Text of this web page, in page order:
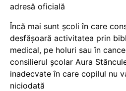
adresă oficială
Încă mai sunt școli în care
desfășoară activitatea prin
medical, pe holuri sau în
consilierul școlar Aura
inadecvate în care copilul nu
niciodată